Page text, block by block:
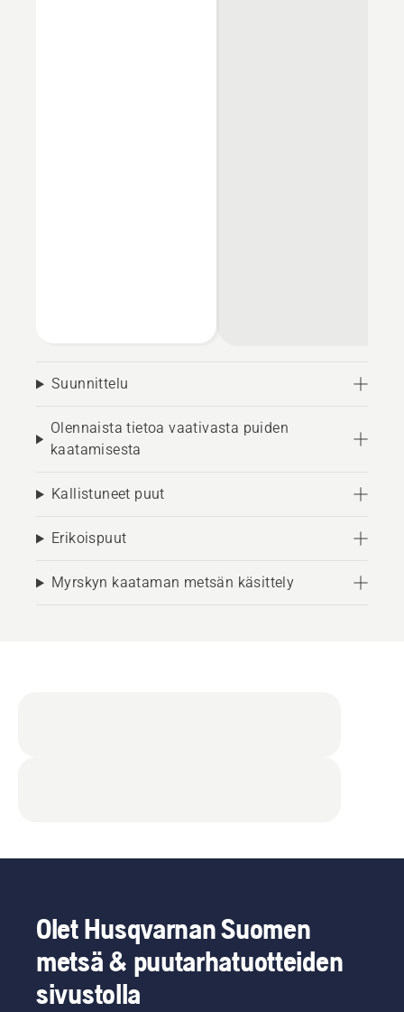
Suunnittelu
Olennaista tietoa vaativasta puiden
kaatamisesta
Kallistuneet puut
Erikoispuut
Myrskyn kaataman metsän käsittely
Olet Husqvarnan Suomen
metsä & puutarhatuotteiden
sivustolla